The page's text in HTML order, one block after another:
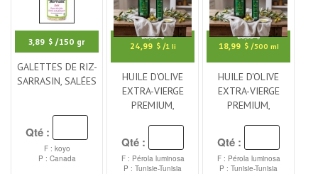
3,89 $ /150 gr
GALETTES DE RIZ-
SARRASIN, SALÉES
Qté :
F : koyo
P : Canada
28,50 $
24,99 $ /1 li
HUILE D'OLIVE
EXTRA-VIERGE
PREMIUM,
Qté :
F : Pérola luminosa
P : Tunisie-Tunisia
20,99 $
18,99 $ /500 ml
HUILE D'OLIVE
EXTRA-VIERGE
PREMIUM,
Qté :
F : Pérola luminosa
P : Tunisie-Tunisia